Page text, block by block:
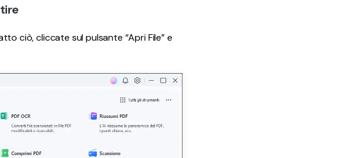
ciò, cliccate sul pulsante “Apri File” e